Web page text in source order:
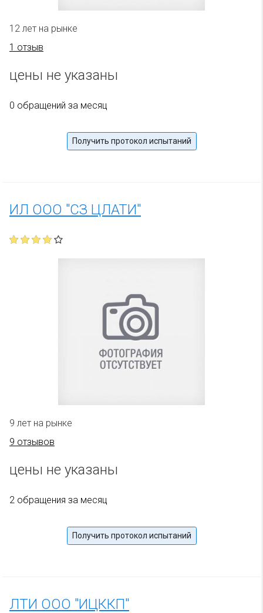
12 лет на рынке
1 отзыв
цены не указаны
0 обращений за месяц
Получить протокол испытаний
ИЛ ООО "СЗ ЦЛАТИ"
9 лет на рынке
9 отзывов
цены не указаны
2 обращения за месяц
Получить протокол испытаний
ЛТИ ООО "ИЦККП"